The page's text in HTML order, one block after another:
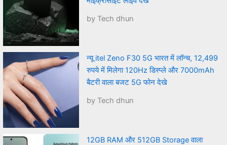
by Tech dhun
न्यू itel Zeno F30 5G भारत में लॉन्च, 12,499
रुपये में मिलेगा 120Hz डिस्प्ले और 7000mAh
बैटरी वाला बजट 5G फोन देखे
by Tech dhun
12GB RAM और 512GB Storage वाला